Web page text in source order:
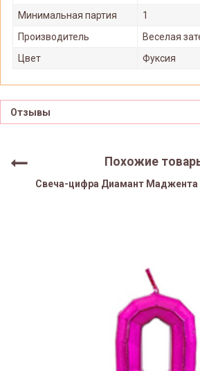
Минимальная партия
1
Производитель
Веселая
Цвет
Фуксия
Отзывы
Похожие
Свеча-цифра Диамант Маджента